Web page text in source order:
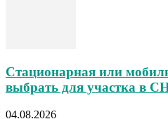
Стационарная или
выбрать для участка в
04.08.2026